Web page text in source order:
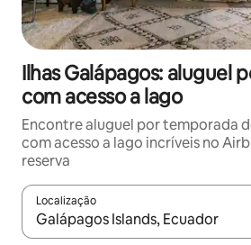
Ilhas Galápagos: aluguel
com acesso a lago
Encontre aluguel por temporada
com acesso a lago incríveis no
reserva
Localização
Quando os resultados estiverem